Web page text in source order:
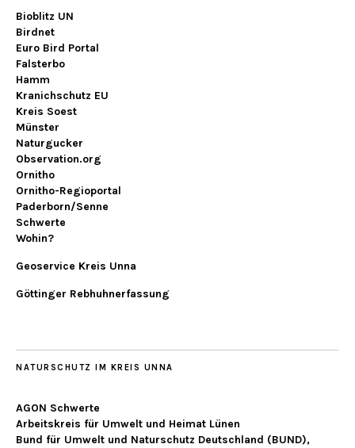
Bioblitz UN
Birdnet
Euro Bird Portal
Falsterbo
Hamm
Kranichschutz EU
Kreis Soest
Münster
Naturgucker
Observation.org
Ornitho
Ornitho-Regioportal
Paderborn/Senne
Schwerte
Wohin?
Geoservice Kreis Unna
Göttinger Rebhuhnerfassung
NATURSCHUTZ IM KREIS UNNA
AGON Schwerte
Arbeitskreis für Umwelt und Heimat Lünen
Bund für Umwelt und Naturschutz Deutschland (BUND),